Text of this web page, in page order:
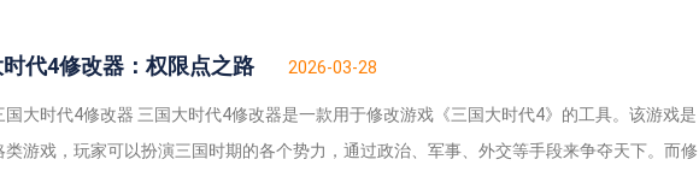
代4修改器：权限点之路 2026-03-28
国大时代4修改器 三国大时代4修改器是一款用于修改游戏《三国大时代4》的工具。该游戏是
类游戏，玩家可以扮演三国时期的各个势力，通过政治、军事、外交等手段来争夺天下。而修